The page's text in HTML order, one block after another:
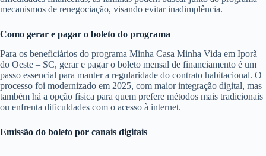
mecanismos de renegociação, visando evitar inadimplência.
Como gerar e pagar o boleto do programa
Para os beneficiários do programa Minha Casa Minha Vida em Iporã
do Oeste – SC, gerar e pagar o boleto mensal de financiamento é um
passo essencial para manter a regularidade do contrato habitacional. O
processo foi modernizado em 2025, com maior integração digital, mas
também há a opção física para quem prefere métodos mais tradicionais
ou enfrenta dificuldades com o acesso à internet.
Emissão do boleto por canais digitais